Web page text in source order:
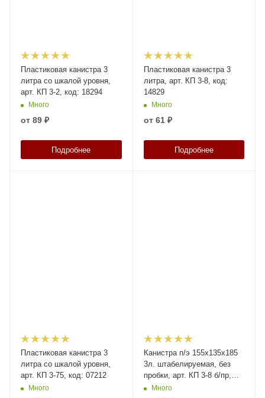
Пластиковая канистра 3
литра со шкалой уровня,
арт. КП 3-2, код: 18294
Много
от 89 ₽
Подробнее
Пластиковая канистра 3
литра, арт. КП 3-8, код:
14829
Много
от 61 ₽
Подробнее
Пластиковая канистра 3
литра со шкалой уровня,
арт. КП 3-75, код: 07212
Много
Канистра п/э 155х135х185
3л. штабелируемая, без
пробки, арт. КП 3-8 б/пр,
код: 21448
Много